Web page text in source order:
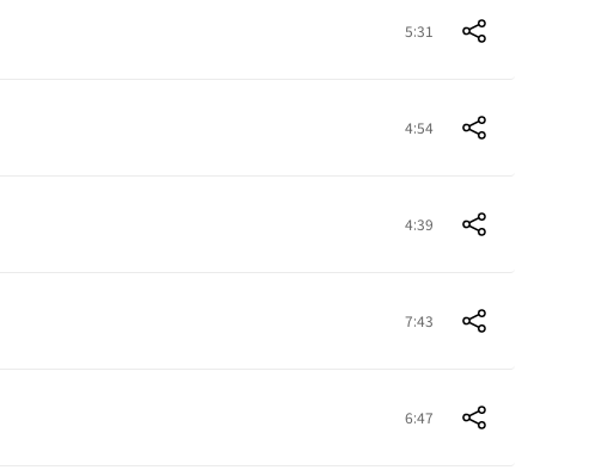
5:31
4:54
4:39
7:43
6:47